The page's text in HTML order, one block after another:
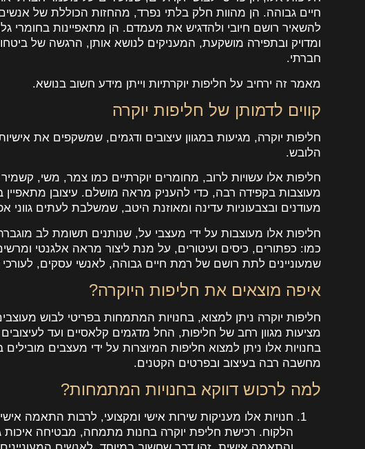
חיים גבוהה. הן מהוות חלק בלתי נפרד, מהחזות הכוללת של אנשים
להשאיר רושם חיובי ולהדגיש את מעמדם. הן מתאפיינות בחומרי
ומדויק ובתפירה מושקעת, המעניקים לנושא אותן, הרגשה של
חברתי.
מאמר זה ירחיב על חליפות יוקרתיות וייתן מידע חשוב בנושא.
קווים לדמותן של חליפות יוקרה
חליפות יוקרה, מגיעות במגוון עיצובים ודגמים, שמשקפים את
הלובש.
חליפות אלו עשויות לרוב, מחומרים יוקרתיים כמו צמר, משי,
מעוצבות בקפידה רבה, כדי להעניק מראה מושלם. עיצובן מתאפיין
מעודנים ובצבעוניות עדינה ומאוזנת היטב, שמשלבת לעתים גווני
חליפות אלו מעוצבות על ידי מעצבי על, שנותנים תשומת לב
כמו: כפתורים, כיסים ועיטורים, על מנת ליצור מראה אלגנטי
שמעוניינים לתת רושם של רמת חיים גבוהה, לאנשי עסקים, לעורכי
איפה מוצאים את חליפות היוקרה?
חליפות יוקרה ניתן למצוא, בחנויות המתמחות בפריטי לבוש מעוצבים
מציעות מגוון רחב של חליפות, החל מדגמים קלאסיים ועד לעיצובים
בחנויות אלו ניתן למצוא חליפות המיוצרות על ידי מעצבים
מחשבה רבה בעיצוב ובפרטים הקטנים.
למה לרכוש דווקא בחנויות המתמחות?
חנויות אלו מעניקות שירות אישי ומקצועי, לרבות התאמה
הלקוח. רכישת חליפת יוקרה בחנות מתמחה, מבטיחה איכות